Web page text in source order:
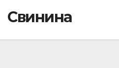
Свинина